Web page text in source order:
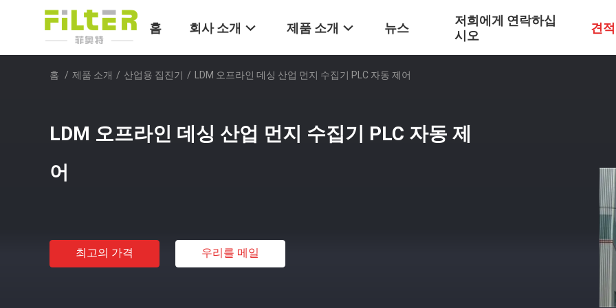
홈 회사 소개 제품 소개 뉴스
저희에게 연락하십
시오
견
홈 / 제품 소개 / 산업용 집진기 / LDM 오프라인 데싱 산업 먼지 수집기 PLC 자동 제어
LDM 오프라인 데싱 산업 먼지 수집기 PLC 자동 제
어
최고의 가격 우리를 메일